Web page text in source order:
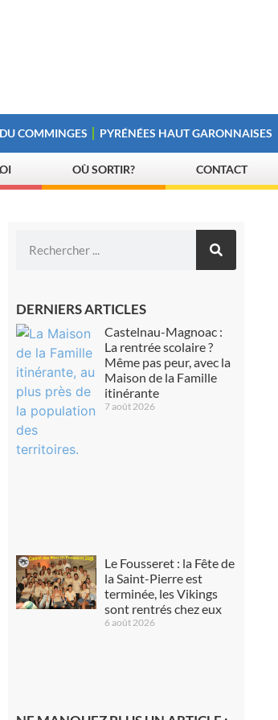
COMMINGES PYRÉNÉES HAUT GARONNAISES
OÙ SORTIR? CONTACT
DERNIERS ARTICLES
Castelnau-Magnoac :
La rentrée scolaire ?
Même pas peur, avec la
Maison de la Famille
itinérante
7 août 2026
Le Fousseret : la Fête de
la Saint-Pierre est
terminée, les Vikings
sont rentrés chez eux
6 août 2026